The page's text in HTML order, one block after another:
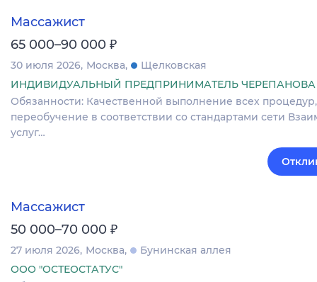
Массажист
65 000–90 000 ₽
30 июля 2026 Москва
Щелковская
ИНДИВИДУАЛЬНЫЙ ПРЕДПРИНИМАТЕЛЬ ЧЕРЕПАНОВА
Обязанности: Качественной выполнение всех
переобучение в соответствии со стандартами сети
услуг…
Массажист
50 000–70 000 ₽
27 июля 2026 Москва
Бунинская аллея
ООО "ОСТЕОСТАТУС"